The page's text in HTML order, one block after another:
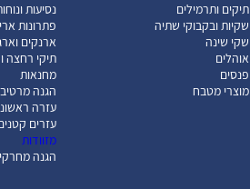
תיקים ותרמילים
שקיות ובקבוקי שתיה
שקי שינה
אוהלים
פנסים
מוצרי מטבח
נסיעות
פתרונות
ארנקים
תיקי רחצה
מחנאות
הגנה
עזרה
עזרים
מזוודות
הגנה